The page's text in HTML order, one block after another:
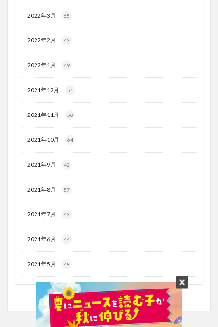
2022年3月 65
2022年2月 43
2022年1月 49
2021年12月 51
2021年11月 58
2021年10月 64
2021年9月 42
2021年8月 57
2021年7月 43
2021年6月 44
2021年5月 48